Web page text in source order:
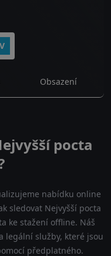
Obsazení
pocta
nabídku online
sledovat Nejvyšší pocta
ke stažení offline. Náš
legální služby, které jsou
předplatného.